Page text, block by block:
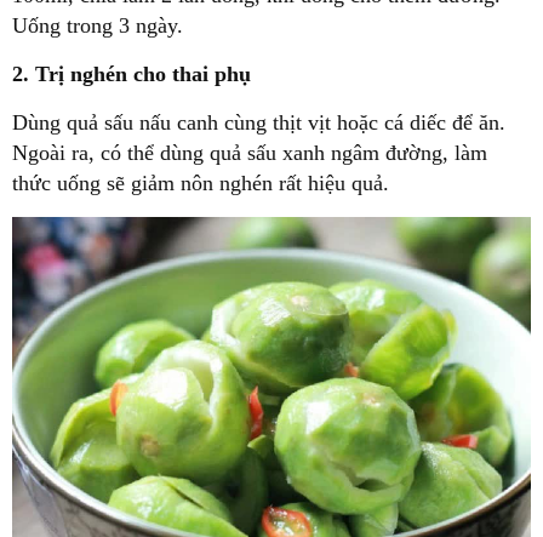
Uống trong 3 ngày.
2. Trị nghén cho thai phụ
Dùng quả sấu nấu canh cùng thịt vịt hoặc cá diếc để ăn.
Ngoài ra, có thể dùng quả sấu xanh ngâm đường, làm
thức uống sẽ giảm nôn nghén rất hiệu quả.